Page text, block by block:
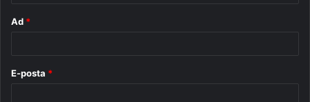
Ad *
E-posta *